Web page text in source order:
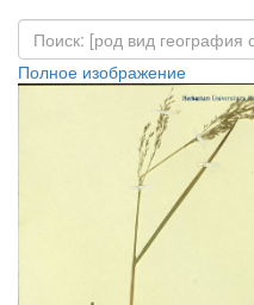
Полное изображение